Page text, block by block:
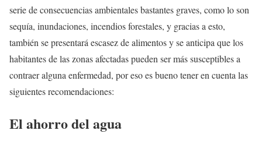
serie de consecuencias ambientales bastantes graves, como lo son
sequía, inundaciones, incendios forestales, y gracias a esto,
también se presentará escasez de alimentos y se anticipa que los
habitantes de las zonas afectadas pueden ser más susceptibles a
contraer alguna enfermedad, por eso es bueno tener en cuenta las
siguientes recomendaciones:
El ahorro del agua